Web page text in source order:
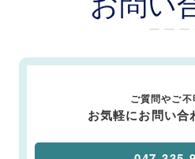
ー ー ー
ご質問やご不
お気軽にお問い合